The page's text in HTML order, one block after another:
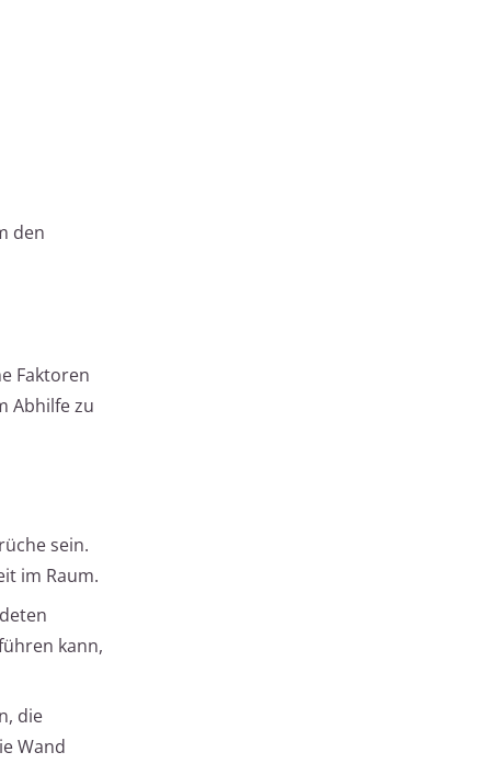
den
Faktoren
Abhilfe zu
sein.
im Raum.
kann,
die
Wand